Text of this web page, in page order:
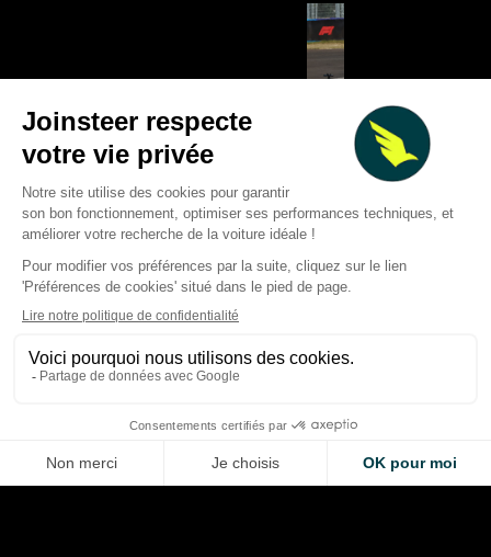
LA VOITURE DE VOS RÊVES
Deux Grands Prix à gagner :
Silverstone et le Circuit of the
Americas lancent un
concours géant pour les fans
de F1
Aug 6, 2026
F1 2026 : les
une règle qui
Aug 6, 2026